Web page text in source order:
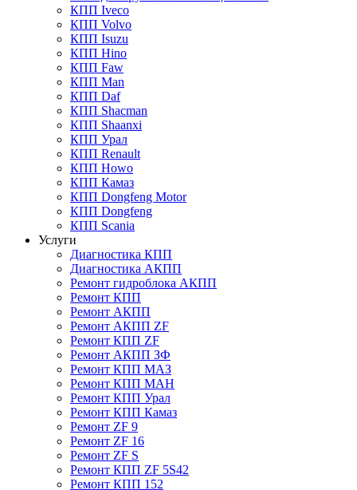
КПП Iveco
КПП Volvo
КПП Isuzu
КПП Hino
КПП Faw
КПП Man
КПП Daf
КПП Shacman
КПП Shaanxi
КПП Урал
КПП Renault
КПП Howo
КПП Камаз
КПП Dongfeng Motor
КПП Dongfeng
КПП Scania
Услуги
Диагностика КПП
Диагностика АКПП
Ремонт гидроблока АКПП
Ремонт КПП
Ремонт АКПП
Ремонт АКПП ZF
Ремонт КПП ZF
Ремонт АКПП ЗФ
Ремонт КПП МАЗ
Ремонт КПП МАН
Ремонт КПП Урал
Ремонт КПП Камаз
Ремонт ZF 9
Ремонт ZF 16
Ремонт ZF S
Ремонт КПП ZF 5S42
Ремонт КПП 152